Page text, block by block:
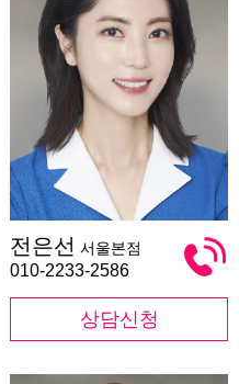
은
선
전은선 서울본점
010-2233-2586
상담신청